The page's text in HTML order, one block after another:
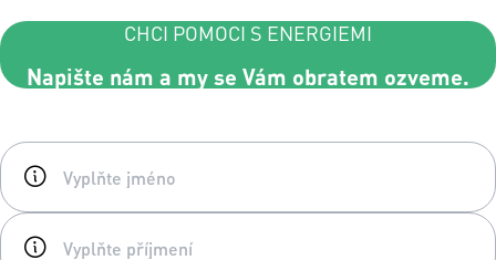
CHCI POMOCI S ENERGIEMI
Napište nám a my se Vám obratem ozveme.